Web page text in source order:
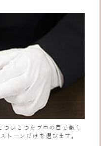
ひとつをプロの目で厳し
トーンだけを選びます。